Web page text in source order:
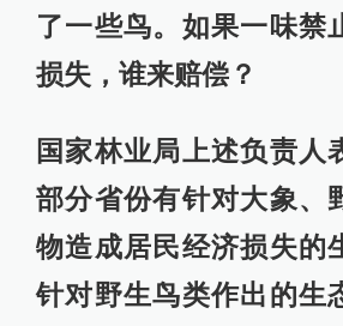
了一些鸟。如果一味禁
损失，谁来赔偿？
国家林业局上述负责人
部分省份有针对大象、
物造成居民经济损失的
针对野生鸟类作出的生